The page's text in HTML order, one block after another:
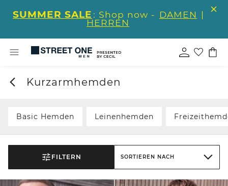
SUMMER SALE : Shop now - DAMEN |
HERREN
Kurzarmhemden
Basic Hemden Leinenhemden
FILTERN SORTIEREN NACH